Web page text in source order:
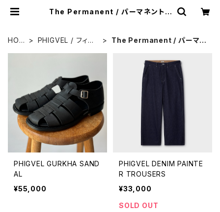
The Permanent / パーマネント |
HOM
PHIGVEL / フィグ
The Permanent / パーマネ
PHIGVEL GURKHA SAND
AL
¥55,000
PHIGVEL DENIM PAINTE
R TROUSERS
¥33,000
SOLD OUT